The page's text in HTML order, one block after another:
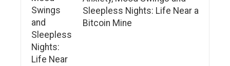
Sleepless Nights: Life Near a
Bitcoin Mine